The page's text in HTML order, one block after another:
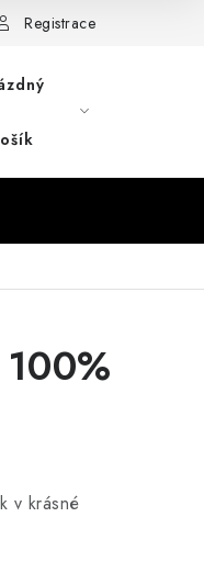
Registrace
v krásné